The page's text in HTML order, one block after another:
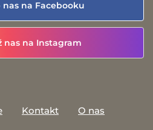
nas na Facebooku
nas na Instagram
Kontakt
O nas